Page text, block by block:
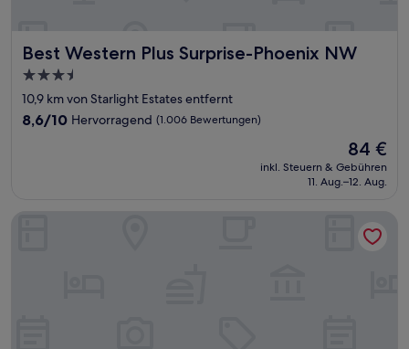
Best Western Plus Surprise-Phoenix NW
Best Western Plus Surprise-Phoenix NW
3.5-
Sterne-
Unterkunft
10,9 km von Starlight Estates entfernt
8.6
8,6/10 Hervorragend (1.006 Bewertungen)
Der
Preis
beträgt
84 €
inkl. Steuern & Gebühren
11. Aug.–12. Aug.
Garner Hotel Phoenix Northwest – Surprise by IHG